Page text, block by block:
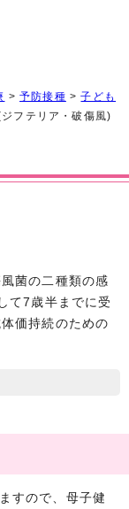
>予防接種 >子ども
フテリア・破傷風)
菌の二種類の感
て7歳半までに受
価持続のための
すので、母子健